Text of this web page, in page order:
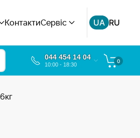
КонтактиСервіс UA RU
044 454 14 04
10:00 - 18:30
0